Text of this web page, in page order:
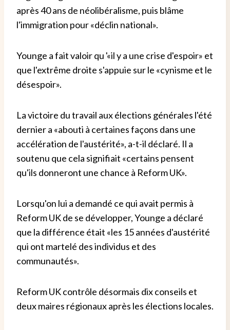
après 40 ans de néolibéralisme, puis blâme
l'immigration pour «déclin national».
Younge a fait valoir qu '«il y a une crise d'espoir» et
que l'extrême droite s'appuie sur le «cynisme et le
désespoir».
La victoire du travail aux élections générales l'été
dernier a «abouti à certaines façons dans une
accélération de l'austérité», a-t-il déclaré. Il a
soutenu que cela signifiait «certains pensent
qu'ils donneront une chance à Reform UK».
Lorsqu'on lui a demandé ce qui avait permis à
Reform UK de se développer, Younge a déclaré
que la différence était «les 15 années d'austérité
qui ont martelé des individus et des
communautés».
Reform UK contrôle désormais dix conseils et
deux maires régionaux après les élections locales.